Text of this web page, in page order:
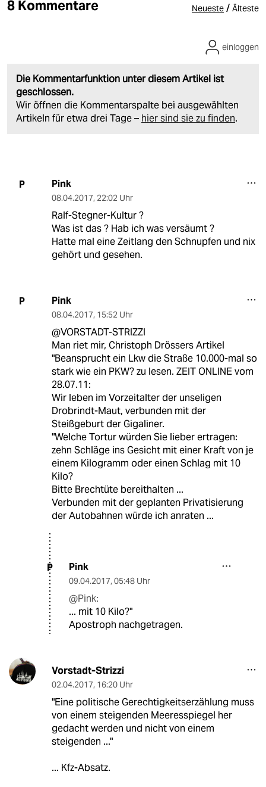
8 Kommentare Neueste / Älteste
Die Kommentarfunktion unter diesem Artikel ist
geschlossen.
Wir öffnen die Kommentarspalte bei ausgewählten
Artikeln für etwa drei Tage – hier sind sie zu finden.
einloggen
P Pink
08.04.2017, 22:02 Uhr
Ralf-Stegner-Kultur ?
Was ist das ? Hab ich was versäumt ?
Hatte mal eine Zeitlang den Schnupfen und nix
gehört und gesehen.
P Pink
08.04.2017, 15:52 Uhr
@VORSTADT-STRIZZI
Man riet mir, Christoph Drössers Artikel
"Beansprucht ein Lkw die Straße 10.000-mal so
stark wie ein PKW? zu lesen. ZEIT ONLINE vom
28.07.11:
Wir leben im Vorzeitalter der unseligen
Drobrindt-Maut, verbunden mit der
Steißgeburt der Gigaliner.
"Welche Tortur würden Sie lieber ertragen:
zehn Schläge ins Gesicht mit einer Kraft von je
einem Kilogramm oder einen Schlag mit 10
Kilo?
Bitte Brechtüte bereithalten ...
Verbunden mit der geplanten Privatisierung
der Autobahnen würde ich anraten ...
P Pink
09.04.2017, 05:48 Uhr
@Pink:
... mit 10 Kilo?"
Apostroph nachgetragen.
Vorstadt-Strizzi
02.04.2017, 16:20 Uhr
"Eine politische Gerechtigkeitserzählung muss
von einem steigenden Meeresspiegel her
gedacht werden und nicht von einem
steigenden ..."
... Kfz-Absatz.